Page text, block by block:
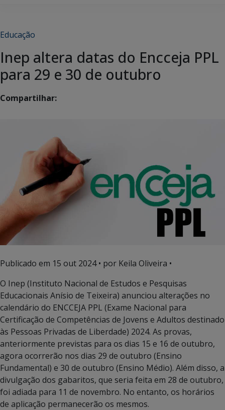
Educação
Inep altera datas do Encceja PPL
para 29 e 30 de outubro
Compartilhar:
Publicado em 15 out 2024• por Keila Oliveira •
O Inep (Instituto Nacional de Estudos e Pesquisas
Educacionais Anísio de Teixeira) anunciou alterações no
calendário do ENCCEJA PPL (Exame Nacional para
Certificação de Competências de Jovens e Adultos destinado
às Pessoas Privadas de Liberdade) 2024. As provas,
anteriormente previstas para os dias 15 e 16 de outubro,
agora ocorrerão nos dias 29 de outubro (Ensino
Fundamental) e 30 de outubro (Ensino Médio). Além disso, a
divulgação dos gabaritos, que seria feita em 28 de outubro,
foi adiada para 11 de novembro. No entanto, os horários
de aplicação permanecerão os mesmos.